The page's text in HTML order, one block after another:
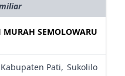
SEMOLOWARU
Kabupaten Pati, Sukolilo